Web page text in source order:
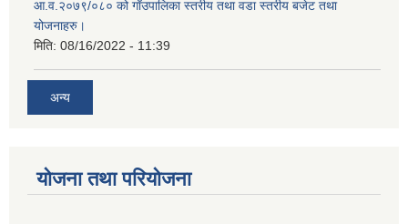
आ.व.२०७९/०८० को गाँउपालिका स्तरीय तथा वडा स्तरीय बजेट तथा
योजनाहरु।
मिति: 08/16/2022 - 11:39
अन्य
योजना तथा परियोजना